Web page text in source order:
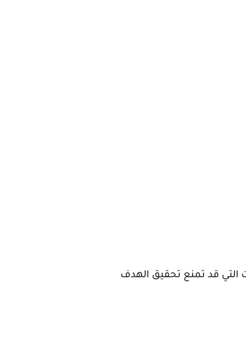
قد تمنع تحقيق الهدف